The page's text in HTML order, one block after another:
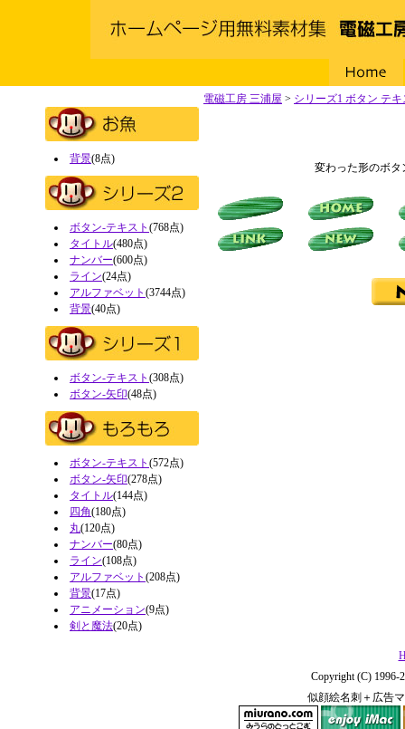
Home
背景(8点)
ボタン-テキスト (768点)
タイトル(480点)
ナンバー(600点)
ライン(24点)
アルファベット (3744点)
背景(40点)
ボタン-テキスト (308点)
ボタン-矢印(48点)
ボタン-テキスト (572点)
ボタン-矢印(278点)
タイトル(144点)
四角(180点)
丸(120点)
ナンバー(80点)
ライン(108点)
アルファベット (208点)
背景(17点)
アニメーション(9点)
剣と魔法(20点)
電磁工房 三浦屋 > シリーズ1 ボタン テキ
変わった形のボ
Copyright (C) 1996-
似顔絵名刺＋広告